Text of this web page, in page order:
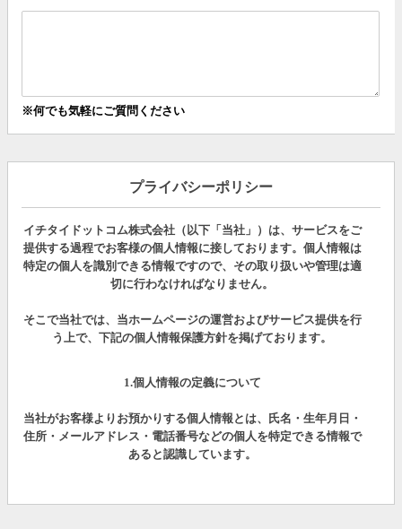
※何でも気軽にご質問ください
プライバシーポリシー
イチタイドットコム株式会社（以下「当社」）は、サービスをご
提供する過程でお客様の個人情報に接しております。個人情報は
特定の個人を識別できる情報ですので、その取り扱いや管理は適
切に行わなければなりません。
そこで当社では、当ホームページの運営およびサービス提供を行
う上で、下記の個人情報保護方針を掲げております。
1.個人情報の定義について
当社がお客様よりお預かりする個人情報とは、氏名・生年月日・
住所・メールアドレス・電話番号などの個人を特定できる情報で
あると認識しています。
つきましては個人情報保護関連の法令および社内諸規定などを遵